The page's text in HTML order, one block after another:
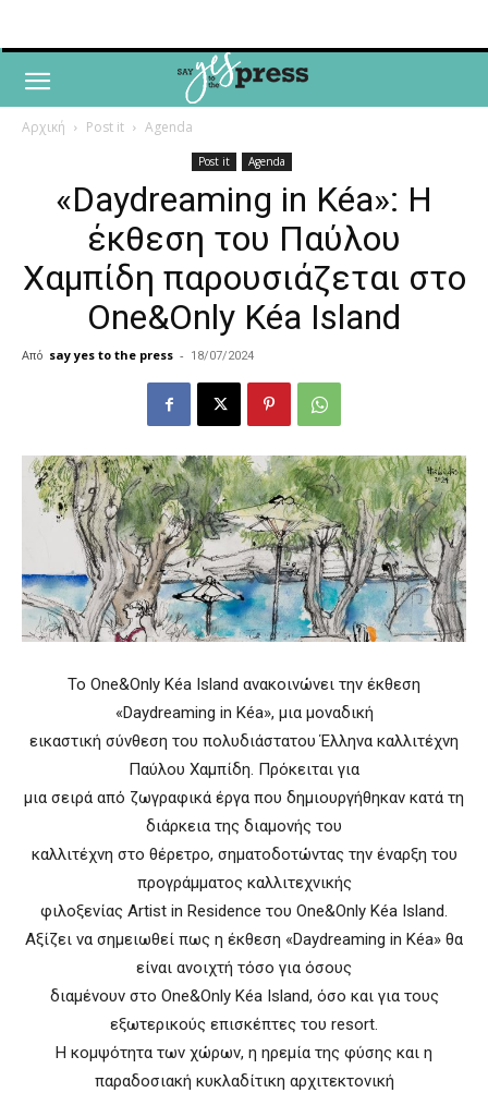
Αρχική Post it Agenda
Post it Agenda
«Daydreaming in Kéa»: Η
έκθεση του Παύλου
Χαμπίδη παρουσιάζεται στο
One&Only Kéa Island
Από say yes to the press - 18/07/2024
Το One&Only Kéa Island ανακοινώνει την έκθεση
«Daydreaming in Kéa», μια μοναδική
εικαστική σύνθεση του πολυδιάστατου Έλληνα καλλιτέχνη
Παύλου Χαμπίδη. Πρόκειται για
μια σειρά από ζωγραφικά έργα που δημιουργήθηκαν κατά τη
διάρκεια της διαμονής του
καλλιτέχνη στο θέρετρο, σηματοδοτώντας την έναρξη του
προγράμματος καλλιτεχνικής
φιλοξενίας Artist in Residence του One&Only Kéa Island.
Αξίζει να σημειωθεί πως η έκθεση «Daydreaming in Kéa» θα
είναι ανοιχτή τόσο για όσους
διαμένουν στο One&Only Kéa Island, όσο και για τους
εξωτερικούς επισκέπτες του resort.
Η κομψότητα των χώρων, η ηρεμία της φύσης και η
παραδοσιακή κυκλαδίτικη αρχιτεκτονική